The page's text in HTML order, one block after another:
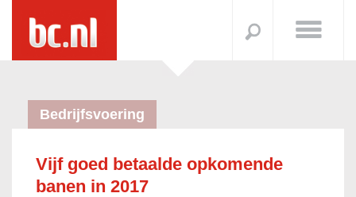
Bedrijfsvoering
Vijf goed betaalde opkomende
banen in 2017